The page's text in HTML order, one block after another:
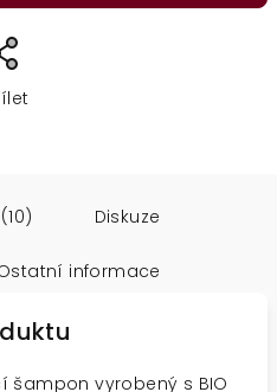
Diskuze
informace
vyrobený s BIO